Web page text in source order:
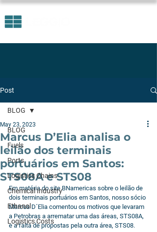
Post
BLOG
Fuels
Ports
Logistics Chains
Chemical Industry
Ethanol
Logistics Costs
BLOG
Marcus D’Elia analisa o
leilão dos terminais
portuários em Santos:
STS08A e STS08
May 23, 2023
Em matéria do site BNamericas sobre o leilão de
dois terminais portuários em Santos, nosso sócio
Marcus D´Elia comentou os motivos que levaram
a Petrobras a arrematar uma das áreas, STS08A,
e a falta de propostas pela outra área, STS08.